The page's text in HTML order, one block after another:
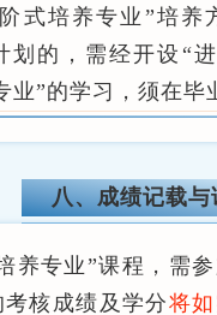
式培养专业”培养
划的，需经开设“
业”的学习，须在毕
八、成绩记载与
养专业”课程，需
核成绩及学分将